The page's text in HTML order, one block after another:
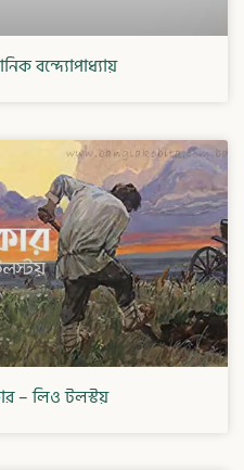
বন্দ্যোপাধ্যায়
– লিও টলস্টয়